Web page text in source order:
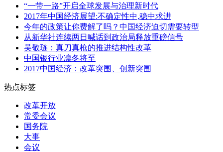
“一带一路”开启全球发展与治理新时代
2017年中国经济展望:不确定性中,稳中求进
今年的政策让你费解了吗？中国经济迫切需要转型
从新华社连续两日喊话到政治局释放重磅信号
吴敬琏：真刀真枪的推进结构性改革
中国银行业凛冬将至
2017中国经济：改革突围、创新突围
热点标签
改革开放
常委会议
国务院
大事
会议